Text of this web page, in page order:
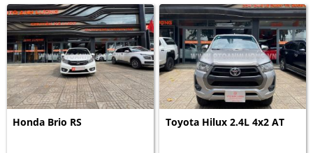
Honda Brio RS Toyota Hilux 2.4L 4x2 AT